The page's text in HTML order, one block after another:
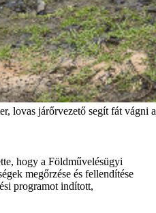
lovas járőrvezető segít fát
hogy a Földművelésügyi
megőrzése és fellendítése
programot indított,